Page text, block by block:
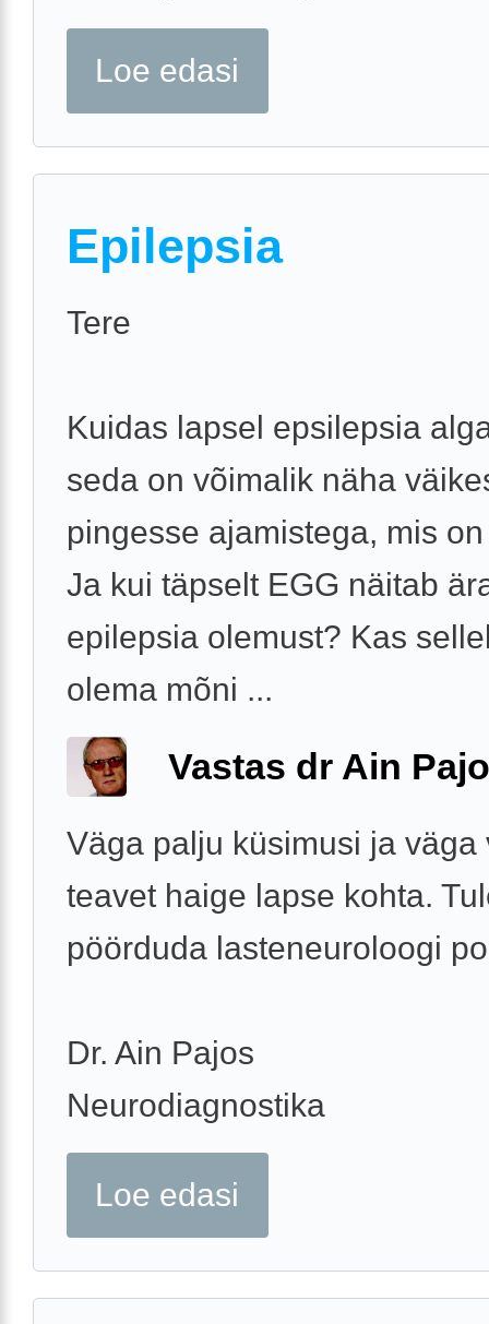
Loe edasi
Epilepsia
Tere
Kuidas lapsel epsilepsia
seda on võimalik näha
pingesse ajamistega, mis
Ja kui täpselt EGG näitab
epilepsia olemust? Kas
olema mõni ...
Vastas dr Ain
Väga palju küsimusi ja väga
teavet haige lapse kohta.
pöörduda lasteneuroloogi
Dr. Ain Pajos
Neurodiagnostika
Loe edasi